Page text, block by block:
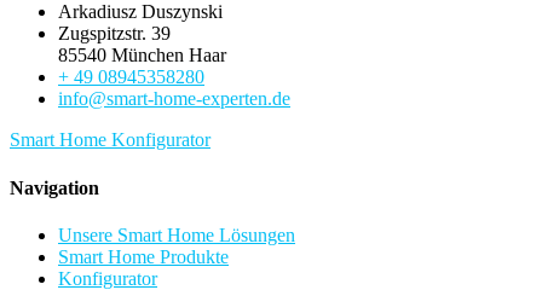
Arkadiusz Duszynski
Zugspitzstr. 39
85540 München Haar
+ 49 08945358280
info@smart-home-experten.de
Smart Home Konfigurator
Navigation
Unsere Smart Home Lösungen
Smart Home Produkte
Konfigurator